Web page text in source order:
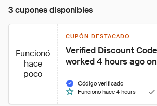
3 cupones disponibles
Funcionó
hace
poco
CUPÓN DESTACADO
Verified Discount
worked 4 hours ago
Código verificado
Funcionó hace 4 hours